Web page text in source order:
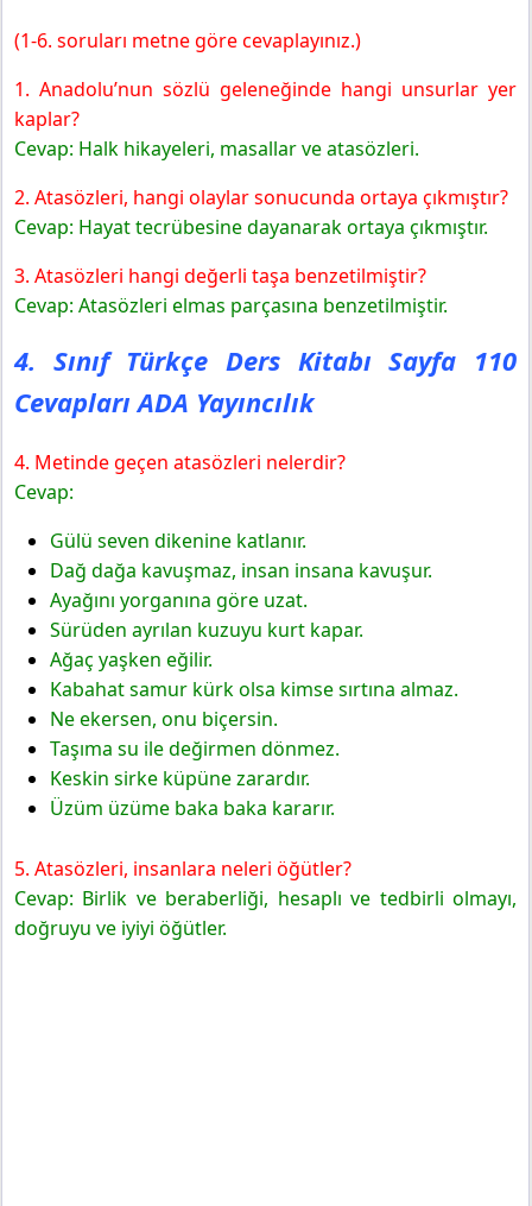
Yayıncılık
Yayıncılık
(1-6. soruları metne göre cevaplayınız.)
1. Anadolu’nun sözlü geleneğinde hangi unsurlar yer
kaplar?
Cevap: Halk hikayeleri, masallar ve atasözleri.
2. Atasözleri, hangi olaylar sonucunda ortaya çıkmıştır?
Cevap: Hayat tecrübesine dayanarak ortaya çıkmıştır.
3. Atasözleri hangi değerli taşa benzetilmiştir?
Cevap: Atasözleri elmas parçasına benzetilmiştir.
4. Sınıf Türkçe Ders Kitabı Sayfa 110
Cevapları ADA Yayıncılık
4. Metinde geçen atasözleri nelerdir?
Cevap:
Gülü seven dikenine katlanır.
Dağ dağa kavuşmaz, insan insana kavuşur.
Ayağını yorganına göre uzat.
Sürüden ayrılan kuzuyu kurt kapar.
Ağaç yaşken eğilir.
Kabahat samur kürk olsa kimse sırtına almaz.
Ne ekersen, onu biçersin.
Taşıma su ile değirmen dönmez.
Keskin sirke küpüne zarardır.
Üzüm üzüme baka baka kararır.
5. Atasözleri, insanlara neleri öğütler?
Cevap: Birlik ve beraberliği, hesaplı ve tedbirli olmayı,
doğruyu ve iyiyi öğütler.